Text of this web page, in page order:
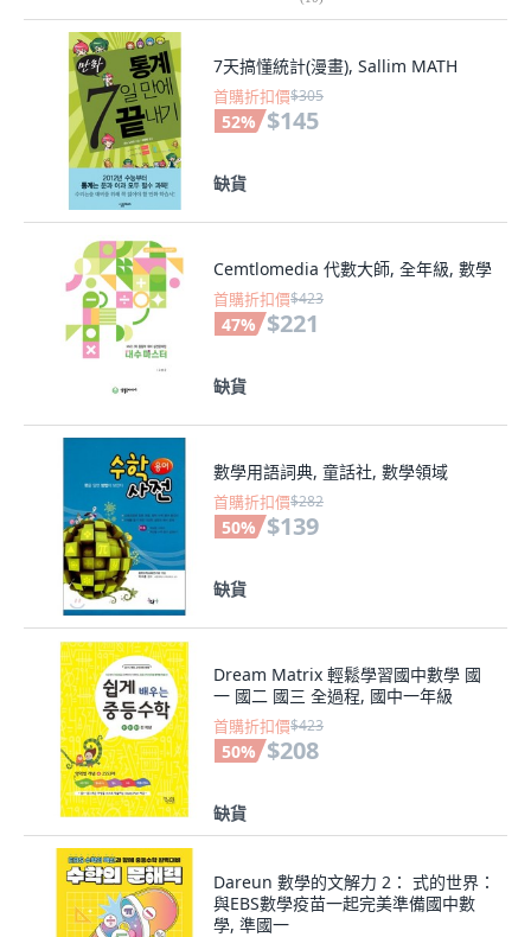
7天搞懂統計(漫畫), Sallim MATH
首購折扣價$305
52% $145
缺貨
Cemtlomedia 代數大師, 全年級, 數學
首購折扣價$423
47% $221
缺貨
數學用語詞典, 童話社, 數學領域
首購折扣價$282
50% $139
缺貨
Dream Matrix 輕鬆學習國中數學 國
一 國二 國三 全過程, 國中一年級
首購折扣價$423
50% $208
缺貨
Dareun 數學的文解力 2： 式的世界：
與EBS數學疫苗一起完美準備國中數
學, 準國一